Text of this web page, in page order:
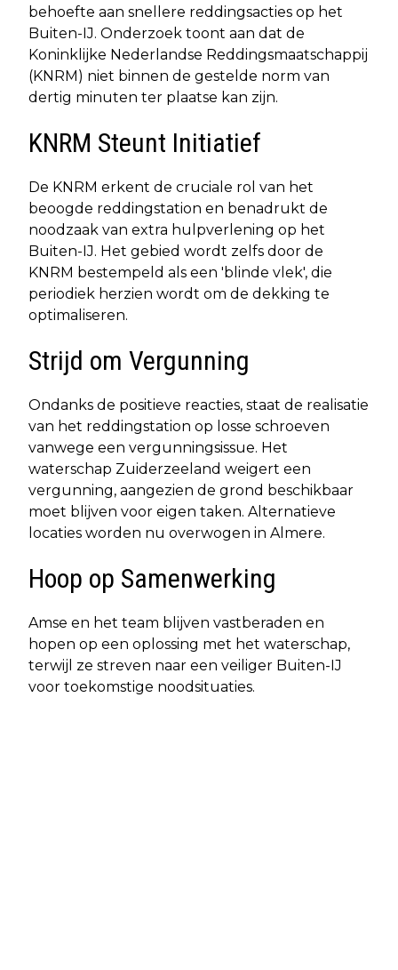
behoefte aan snellere reddingsacties op het
Buiten-IJ. Onderzoek toont aan dat de
Koninklijke Nederlandse Reddingsmaatschappij
(KNRM) niet binnen de gestelde norm van
dertig minuten ter plaatse kan zijn.
KNRM Steunt Initiatief
De KNRM erkent de cruciale rol van het
beoogde reddingstation en benadrukt de
noodzaak van extra hulpverlening op het
Buiten-IJ. Het gebied wordt zelfs door de
KNRM bestempeld als een 'blinde vlek', die
periodiek herzien wordt om de dekking te
optimaliseren.
Strijd om Vergunning
Ondanks de positieve reacties, staat de realisatie
van het reddingstation op losse schroeven
vanwege een vergunningsissue. Het
waterschap Zuiderzeeland weigert een
vergunning, aangezien de grond beschikbaar
moet blijven voor eigen taken. Alternatieve
locaties worden nu overwogen in Almere.
Hoop op Samenwerking
Amse en het team blijven vastberaden en
hopen op een oplossing met het waterschap,
terwijl ze streven naar een veiliger Buiten-IJ
voor toekomstige noodsituaties.